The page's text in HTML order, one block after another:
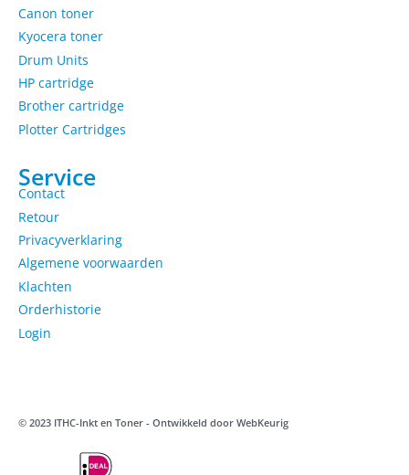
Canon toner
Kyocera toner
Drum Units
HP cartridge
Brother cartridge
Plotter Cartridges
Service
Contact
Retour
Privacyverklaring
Algemene voorwaarden
Klachten
Orderhistorie
Login
© 2023 ITHC-Inkt en Toner - Ontwikkeld door WebKeurig